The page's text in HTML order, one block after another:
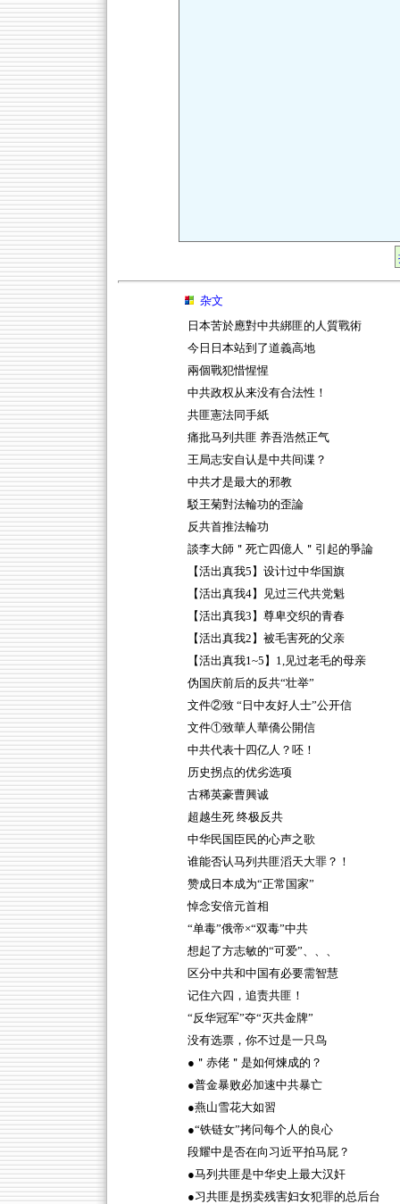
杂文
日本苦於應對中共綁匪的人質戰術
今日日本站到了道義高地
兩個戰犯惜惺惺
中共政权从来没有合法性！
共匪憲法同手紙
痛批马列共匪 养吾浩然正气
王局志安自认是中共间谍？
中共才是最大的邪教
駁王菊對法輪功的歪論
反共首推法輪功
談李大師＂死亡四億人＂引起的爭論
【活出真我5】设计过中华国旗
【活出真我4】见过三代共党魁
【活出真我3】尊卑交织的青春
【活出真我2】被毛害死的父亲
【活出真我1~5】1,见过老毛的母亲
伪国庆前后的反共“壮举”
文件②致 “日中友好人士”公开信
文件①致華人華僑公開信
中共代表十四亿人？呸！
历史拐点的优劣选项
古稀英豪曹興诚
超越生死 终极反共
中华民国臣民的心声之歌
谁能否认马列共匪滔天大罪？！
赞成日本成为“正常国家”
悼念安倍元首相
“单毒”俄帝×“双毒”中共
想起了方志敏的“可爱”、、、
区分中共和中国有必要需智慧
记住六四，追责共匪！
“反华冠军”夺“灭共金牌”
没有选票，你不过是一只鸟
●＂赤佬＂是如何煉成的？
●普金暴败必加速中共暴亡
●燕山雪花大如習
●“铁链女”拷问每个人的良心
段耀中是否在向习近平拍马屁？
●马列共匪是中华史上最大汉奸
●习共匪是拐卖残害妇女犯罪的总后台